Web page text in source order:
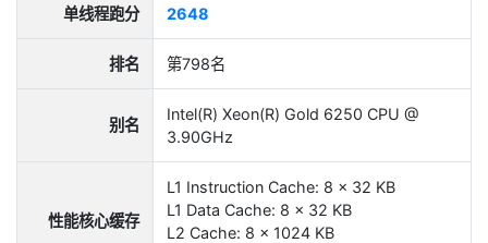
单线程跑分 2648
排名 第798名
别名
Intel(R) Xeon(R) Gold 6250 CPU @
3.90GHz
性能核心缓存
L1 Instruction Cache: 8 x 32 KB
L1 Data Cache: 8 x 32 KB
L2 Cache: 8 x 1024 KB